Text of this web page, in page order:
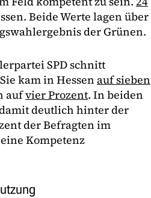
Beide Werte lagen über
der Grünen.
SPD schnitt
kam in Hessen auf sieben
aufvier Prozent. In beiden
deutlich hinter der
der Befragten im
Kompetenz